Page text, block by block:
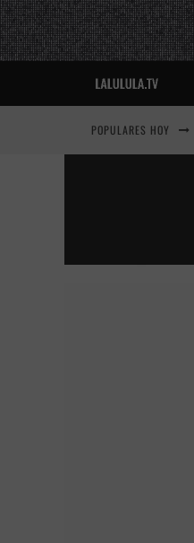
POPULARES HOY